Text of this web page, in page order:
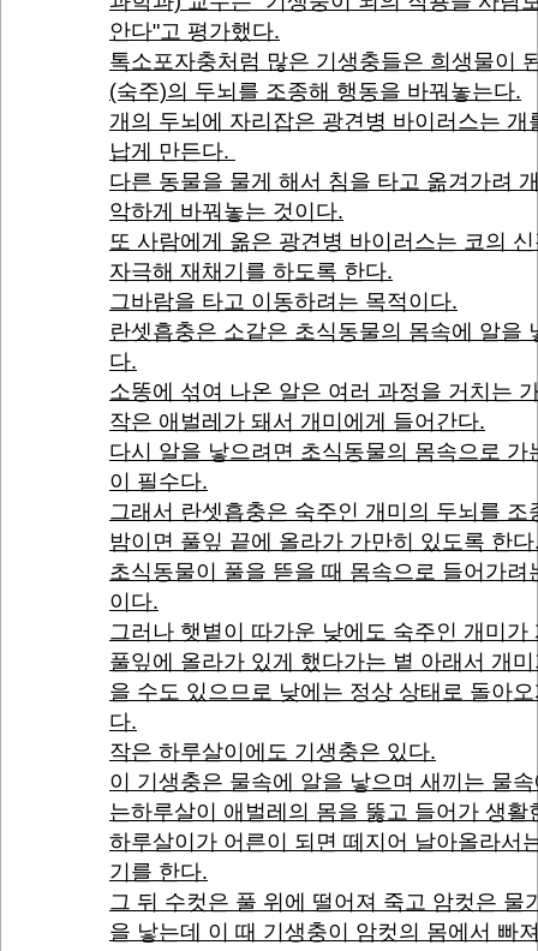
안다"고 평가했다.
톡소포자충처럼 많은 기생충들은 희생물이
(숙주)의 두뇌를 조종해 행동을 바꿔놓는다.
개의 두뇌에 자리잡은 광견병 바이러스는 개
납게 만든다.
다른 동물을 물게 해서 침을 타고 옮겨가려
악하게 바꿔놓는 것이다.
또 사람에게 옮은 광견병 바이러스는 코의
자극해 재채기를 하도록 한다.
그바람을 타고 이동하려는 목적이다.
란셋흡충은 소같은 초식동물의 몸속에 알을
다.
소똥에 섞여 나온 알은 여러 과정을 거치는
작은 애벌레가 돼서 개미에게 들어간다.
다시 알을 낳으려면 초식동물의 몸속으로 가
이 필수다.
그래서 란셋흡충은 숙주인 개미의 두뇌를 조
밤이면 풀잎 끝에 올라가 가만히 있도록 한
초식동물이 풀을 뜯을 때 몸속으로 들어가려
이다.
그러나 햇볕이 따가운 낮에도 숙주인 개미가
풀잎에 올라가 있게 했다가는 볕 아래서 개
을 수도 있으므로 낮에는 정상 상태로 돌아
다.
작은 하루살이에도 기생충은 있다.
이 기생충은 물속에 알을 낳으며 새끼는 물
는하루살이 애벌레의 몸을 뚫고 들어가 생활
하루살이가 어른이 되면 떼지어 날아올라서
기를 한다.
그 뒤 수컷은 풀 위에 떨어져 죽고 암컷은 물
을 낳는데 이 때 기생충이 암컷의 몸에서 빠